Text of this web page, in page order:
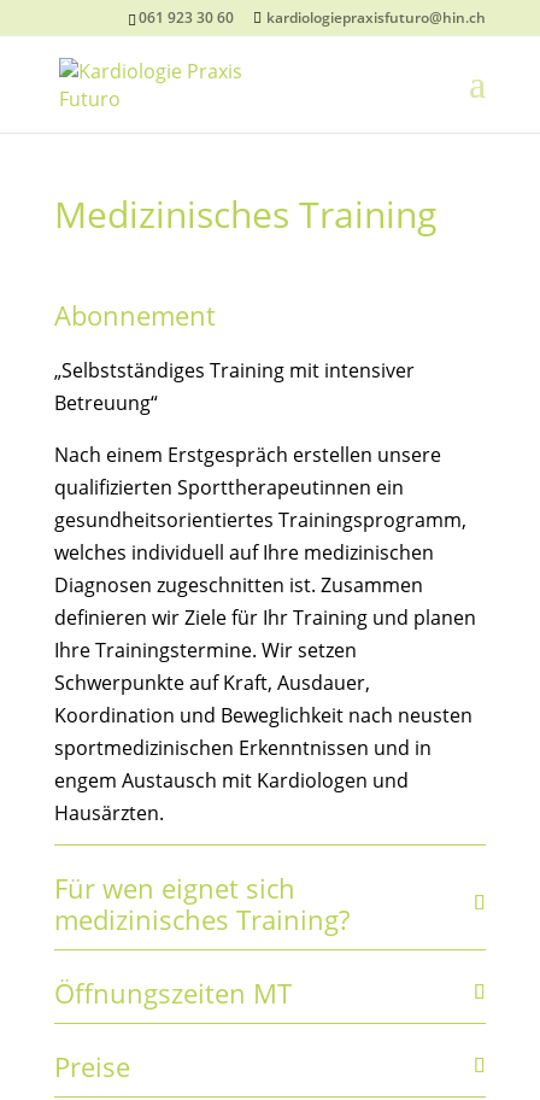
061 923 30 60 kardiologiepraxisfuturo@hin.ch
Medizinisches Training
Abonnement
„Selbstständiges Training mit intensiver
Betreuung“
Nach einem Erstgespräch erstellen unsere
qualifizierten Sporttherapeutinnen ein
gesundheitsorientiertes Trainingsprogramm,
welches individuell auf Ihre medizinischen
Diagnosen zugeschnitten ist. Zusammen
definieren wir Ziele für Ihr Training und planen
Ihre Trainingstermine. Wir setzen
Schwerpunkte auf Kraft, Ausdauer,
Koordination und Beweglichkeit nach neusten
sportmedizinischen Erkenntnissen und in
engem Austausch mit Kardiologen und
Hausärzten.
Für wen eignet sich
medizinisches Training?
Öffnungszeiten MT
Preise